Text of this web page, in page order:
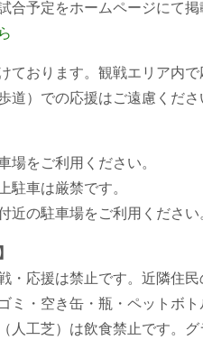
合予定をホームページにて掲
ております。観戦エリア内で
道）での応援はご遠慮くださ
場をご利用ください。
駐車は厳禁です。
近の駐車場をご利用ください
・応援は禁止です。近隣住
ミ・空き缶・瓶・ペットボ
人工芝）は飲食禁止です。